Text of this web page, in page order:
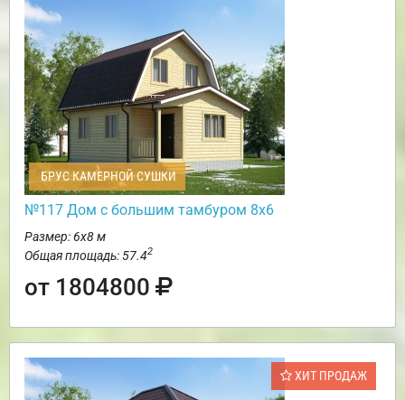
БРУС КАМЕРНОЙ СУШКИ
№117 Дом с большим тамбуром 8х6
Размер: 6х8 м
Общая площадь: 57.42
от 1804800
ХИТ ПРОДАЖ